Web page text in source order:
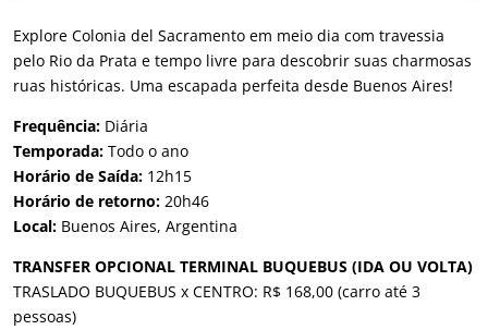
Explore Colonia del Sacramento em meio dia com travessia
pelo Rio da Prata e tempo livre para descobrir suas charmosas
ruas históricas. Uma escapada perfeita desde Buenos Aires!
Frequência: Diária
Temporada: Todo o ano
Horário de Saída: 12h15
Horário de retorno: 20h46
Local: Buenos Aires, Argentina
TRANSFER OPCIONAL TERMINAL BUQUEBUS (IDA OU VOLTA)
TRASLADO BUQUEBUS x CENTRO: R$ 168,00 (carro até 3
pessoas)